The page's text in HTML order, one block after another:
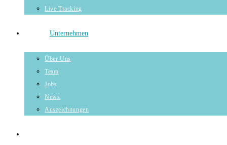
Live Tracking
Unternehmen
Über Uns
Team
Jobs
News
Auszeichnungen